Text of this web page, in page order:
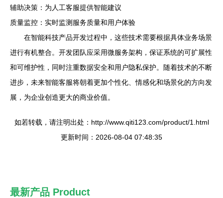
辅助决策：为人工客服提供智能建议
质量监控：实时监测服务质量和用户体验
在智能科技产品开发过程中，这些技术需要根据具体业务场景
进行有机整合。开发团队应采用微服务架构，保证系统的可扩展性
和可维护性，同时注重数据安全和用户隐私保护。随着技术的不断
进步，未来智能客服将朝着更加个性化、情感化和场景化的方向发
展，为企业创造更大的商业价值。
如若转载，请注明出处：http://www.qiti123.com/product/1.html
更新时间：2026-08-04 07:48:35
最新产品 Product